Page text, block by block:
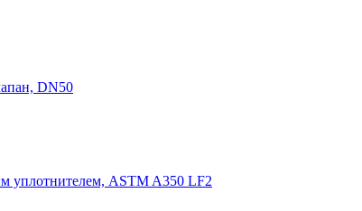
DN50
уплотнителем, ASTM A350 LF2